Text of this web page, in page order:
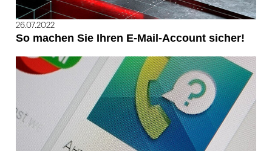
26.07.2022
So machen Sie Ihren E-Mail-Account sicher!